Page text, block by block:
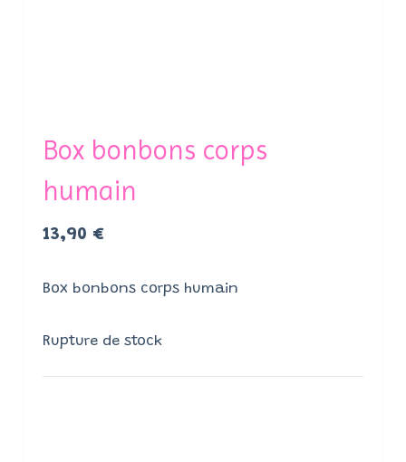
Box bonbons corps
humain
13,90 €
Box bonbons corps humain
Rupture de stock